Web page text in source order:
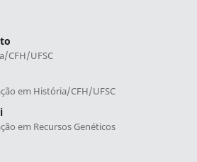
CFH/UFSC
em História/CFH/UFSC
em Recursos Genéticos